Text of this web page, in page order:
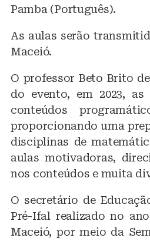
Pamba (Português).
As aulas serão
Maceió.
O professor Beto Brito
do evento, em 2023,
conteúdos
proporcionando uma
disciplinas de
aulas motivadoras,
nos conteúdos e muita
O secretário de
Pré-Ifal realizado no
Maceió, por meio da